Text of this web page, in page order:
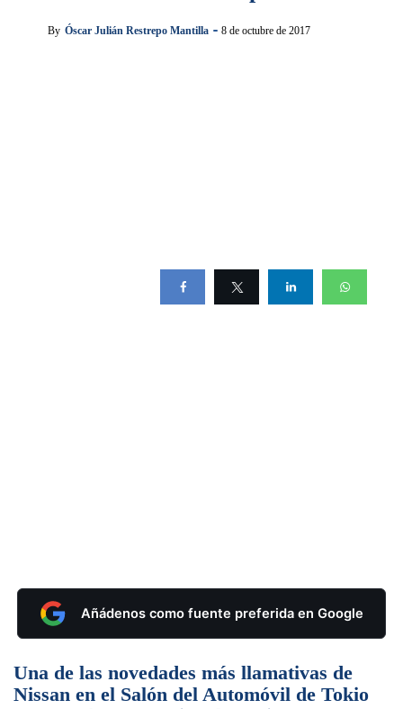
By Óscar Julián Restrepo Mantilla 8 de octubre de 2017
Añádenos como fuente preferida en Google
Una de las novedades más llamativas de
Nissan en el Salón del Automóvil de Tokio